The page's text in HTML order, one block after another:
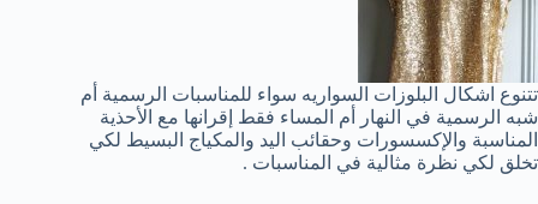
تتنوع اشكال البلوزات السواريه سواء للمناسبات الرسمية أم
شبه الرسمية في النهار أم المساء فقط إقرانها مع الأحذية
المناسبة والإكسسورات وحقائب اليد والمكياج البسيط لكي
تخلق لكي نظرة مثالية في المناسبات .